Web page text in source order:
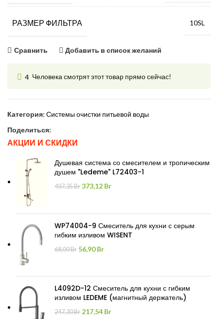
РАЗМЕР ФИЛЬТРА 10SL
Сравнить Добавить в список желаний
4 Человека смотрят этот товар прямо сейчас!
Категория: Системы очистки питьевой воды
Поделиться:
АКЦИИ И СКИДКИ
Душевая система со смесителем и тропическим
душем "Ledeme" L72403-1
407,35Br Первоначальная
373,12 BrТекущая
WP74004-9 Смеситель для кухни с серым
гибким изливом WISENT
68,00Br Первоначальная
56,90BrТекущая
L4092D-12 Смеситель для кухни с гибким
изливом LEDEME (магнитный держатель)
247,30Br Первоначальная
217,54 BrТекущая